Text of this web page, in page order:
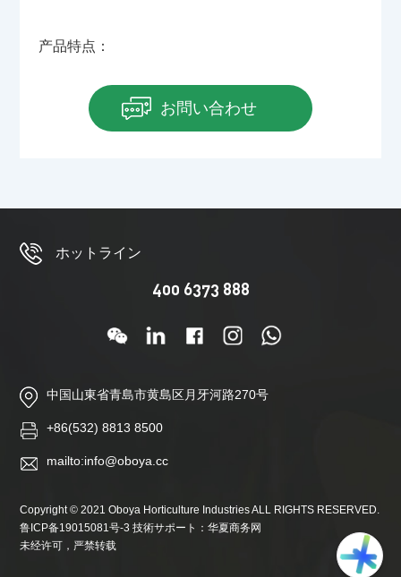
产品特点：
お問い合わせ
ホットライン
中国山東省青島市黄島区月牙河路270号
+86(532) 8813 8500
mailto:info@oboya.cc
400 6373 888
Copyright © 2021 Oboya Horticulture Industries ALL RIGHTS RESERVED.
鲁ICP备19015081号-3 技術サポート：华夏商务网
未经许可，严禁转载